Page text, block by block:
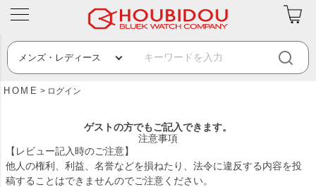
HOME ログイン
ゲストの方でもご記入できます。
注意事項
【レビュー記入時のご注意】
他人の権利、利益、名誉などを損ねたり、法令に違反する内容を投
稿することはできませんのでご注意ください。